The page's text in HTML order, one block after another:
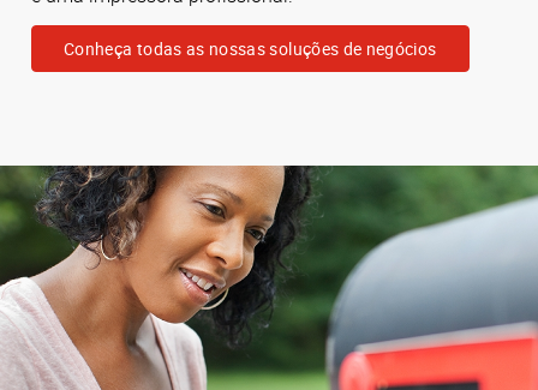
Conheça todas as nossas soluções de negócios